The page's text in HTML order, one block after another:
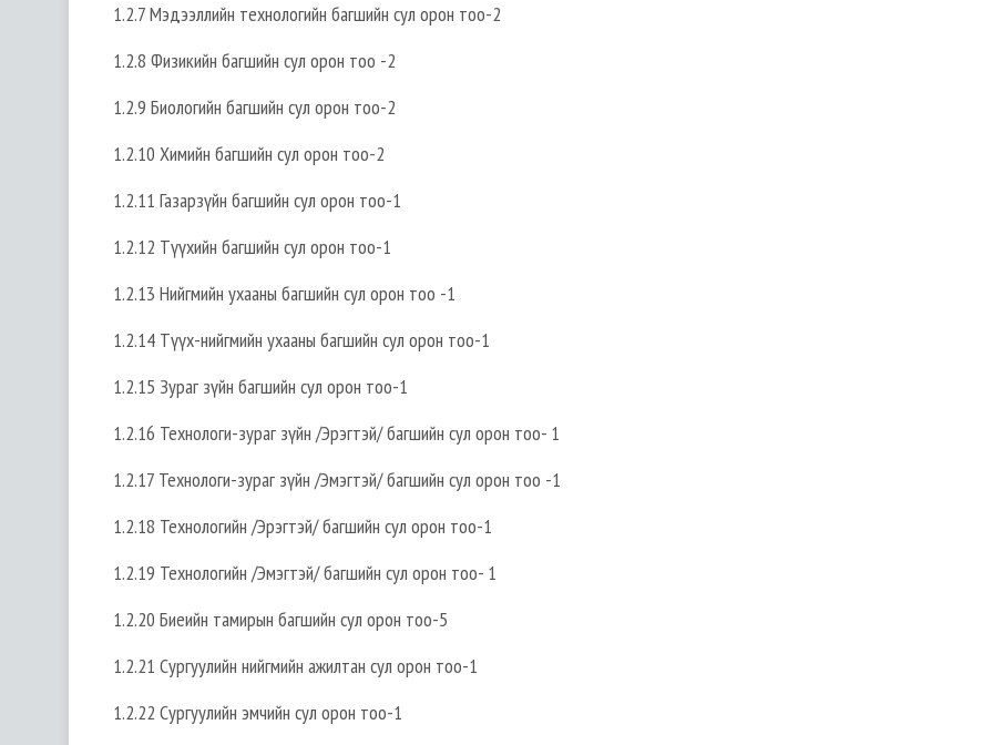
1.2.7 Мэдээллийн технологийн багшийн сул орон тоо-2
1.2.8 Физикийн багшийн сул орон тоо -2
1.2.9 Биологийн багшийн сул орон тоо-2
1.2.10 Химийн багшийн сул орон тоо-2
1.2.11 Газарзүйн багшийн сул орон тоо-1
1.2.12 Түүхийн багшийн сул орон тоо-1
1.2.13 Нийгмийн ухааны багшийн сул орон тоо -1
1.2.14 Түүх-нийгмийн ухааны багшийн сул орон тоо-1
1.2.15 Зураг зүйн багшийн сул орон тоо-1
1.2.16 Технологи-зураг зүйн /Эрэгтэй/ багшийн сул орон тоо- 1
1.2.17 Технологи-зураг зүйн /Эмэгтэй/ багшийн сул орон тоо -1
1.2.18 Технологийн /Эрэгтэй/ багшийн сул орон тоо-1
1.2.19 Технологийн /Эмэгтэй/ багшийн сул орон тоо- 1
1.2.20 Биеийн тамирын багшийн сул орон тоо-5
1.2.21 Сургуулийн нийгмийн ажилтан сул орон тоо-1
1.2.22 Сургуулийн эмчийн сул орон тоо-1